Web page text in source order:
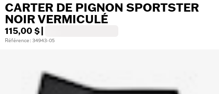
CARTER DE PIGNON SPORTSTER
NOIR VERMICULÉ
115,00 $
Référence : 34943-05